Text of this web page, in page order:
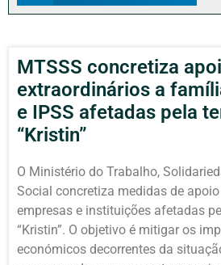
MTSSS concretiza
extraordinários a
e IPSS afetadas pela
“Kristin”
O Ministério do Trabalho,
Social concretiza medidas de
empresas e instituições afetadas
“Kristin”. O objetivo é mitigar os
económicos decorrentes da